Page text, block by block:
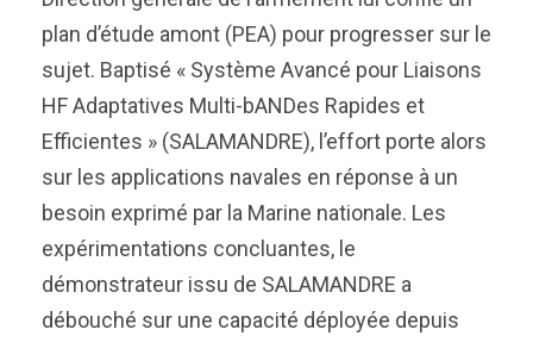
plan d’étude amont (PEA) pour progresser sur le
sujet. Baptisé « Système Avancé pour Liaisons
HF Adaptatives Multi-bANDes Rapides et
Efficientes » (SALAMANDRE), l’effort porte alors
sur les applications navales en réponse à un
besoin exprimé par la Marine nationale. Les
expérimentations concluantes, le
démonstrateur issu de SALAMANDRE a
débouché sur une capacité déployée depuis